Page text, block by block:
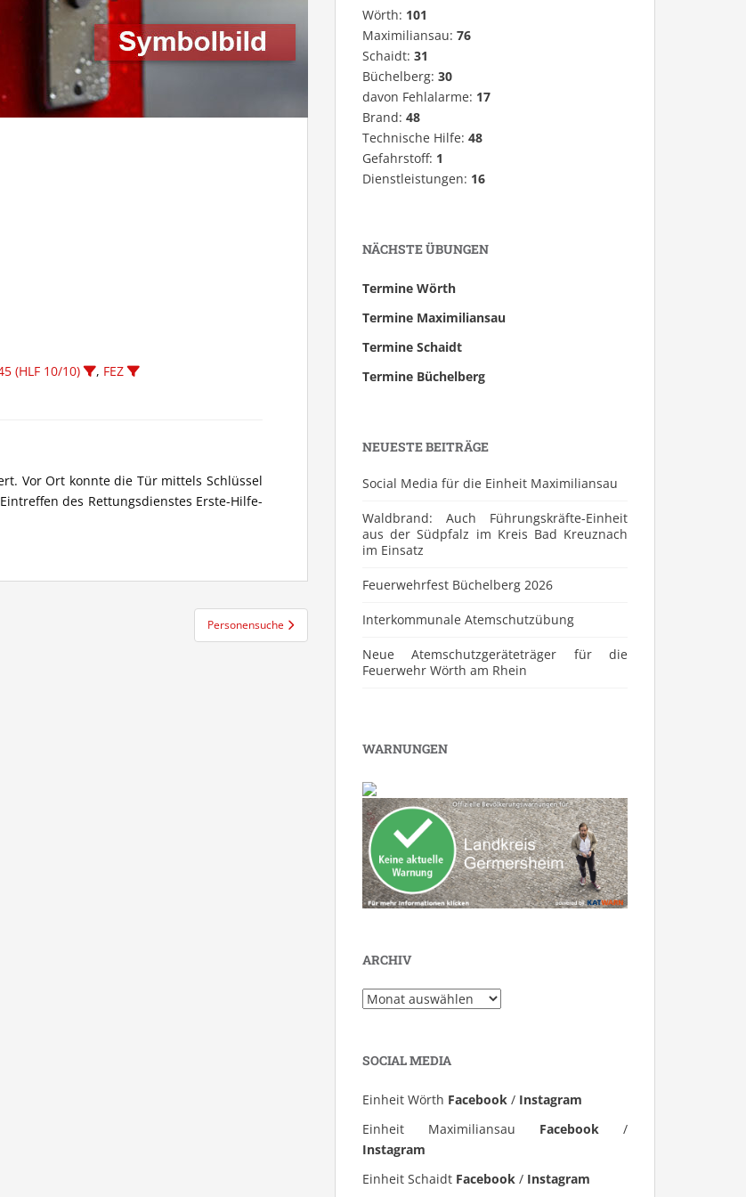
(HLF 10/10) , FEZ
Vor Ort konnte die Tür mittels Schlüssel
des Rettungsdienstes Erste-Hilfe-
Personensuche
Wörth: 101
Maximiliansau: 76
Schaidt: 31
Büchelberg: 30
davon Fehlalarme: 17
Brand: 48
Technische Hilfe: 48
Gefahrstoff: 1
Dienstleistungen: 16
NÄCHSTE ÜBUNGEN
Termine Wörth
Termine Maximiliansau
Termine Schaidt
Termine Büchelberg
NEUESTE BEITRÄGE
Social Media für die Einheit Maximiliansau
Waldbrand: Auch Führungskräfte-Einheit
aus der Südpfalz im Kreis Bad Kreuznach
im Einsatz
Feuerwehrfest Büchelberg 2026
⁠Interkommunale Atemschutzübung
Neue Atemschutzgeräteträger für die
Feuerwehr Wörth am Rhein
WARNUNGEN
ARCHIV
Archiv
SOCIAL MEDIA
Einheit Wörth Facebook / Instagram
Einheit Maximiliansau Facebook /
Instagram
Einheit Schaidt Facebook / Instagram